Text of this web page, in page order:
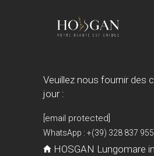
Veuillez nous fournir des
jour :
[email protected]
WhatsApp : +(39) 328 837
HOSGAN Lungomare